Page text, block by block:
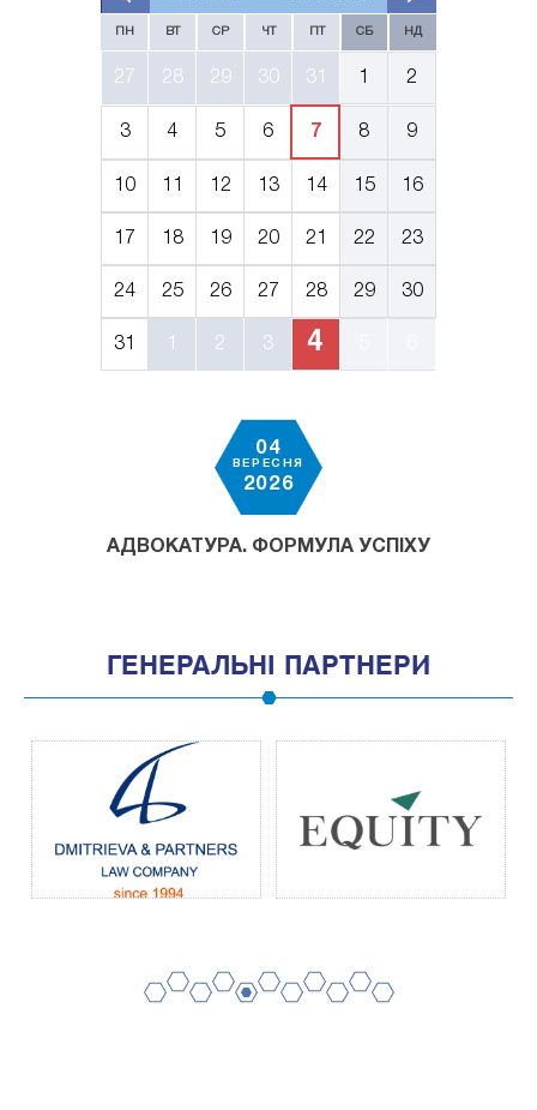
ПН ВТ СР ЧТ СБ НД
27 28 29 30 31 2
3 4 5 6 7 8 9
10 12 13 14 15 16
17 18 19 20 21 22 23
24 25 26 27 28 29 30
31 2 3 4
04
ВЕРЕСНЯ
2026
АДВОКАТУРА. ФОРМУЛА УСПІХУ
ГЕНЕРАЛЬНІ ПАРТНЕРИ